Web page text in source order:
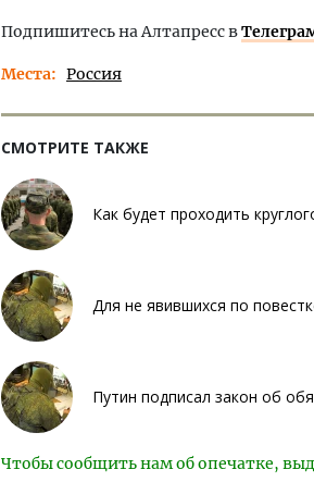
Подпишитесь на Алтапресс в
Места Россия
СМОТРИТЕ ТАКЖЕ
Как будет проходить
Для не явившихся по
Путин подписал закон об
Чтобы сообщить нам об опечатке,